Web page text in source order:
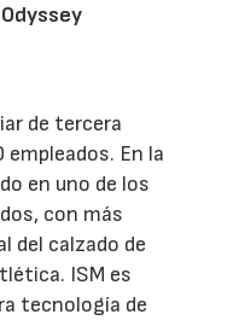
de tercera
En la
en uno de los
con más
del calzado de
ISM es
tecnología de